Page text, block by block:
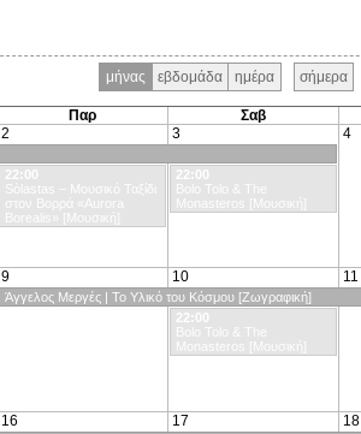
μήνας εβδομάδα ημέρα σήμερα
Παρ Σαβ
2 3 4
9 10 11
16 17 18
22:00
Sòlastas – Μουσικό Ταξίδι
στον Βορρά «Aurora
Borealis» [Μουσική]
22:00
Bolo Tolo & The
Monasteros [Μουσική]
Άγγελος Μεργές | Το Υλικό του Κόσμου [Ζωγραφική]
22:00
Bolo Tolo & The
Monasteros [Μουσική]